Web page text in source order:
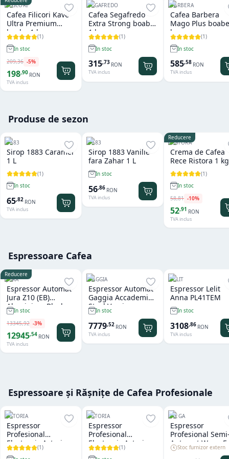
FILICORI
Cafea Filicori Kave
Ultra Premium
boabe 1 kg
(1)
In stoc
209,36 -5%
198,90 RON
TVA inclus
SEGAFREDO
Cafea Segafredo
Extra Strong boabe
1 kg
(1)
In stoc
315,73 RON
TVA inclus
BARBERA
Cafea Barbera
Mago Plus
kg
(1)
In stoc
585,58 RON
TVA inclus
Produse de sezon
1883
Sirop 1883 Caramel
1 L
(1)
In stoc
65,82 RON
TVA inclus
1883
Sirop 1883 Vanilie
fara Zahar 1 L
In stoc
56,86 RON
TVA inclus
Reducere
RISTORA
Crema de Cafea
Rece Ristora 1 kg
(1)
In stoc
58,81 -10%
52,91 RON
TVA inclus
Espressoare Cafea
Reducere
JURA
Espressor Automat
Jura Z10 (EB)
Aluminium Black
In stoc
13345,92 -3%
12945,54 RON
TVA inclus
GAGGIA
Espressor Automat
Gaggia Accademia
Steel Version
In stoc
7779,52 RON
TVA inclus
LELIT
Espressor Lelit
Anna PL41TEM
In stoc
3108,86 RON
TVA inclus
Espressoare și Rășnițe de Cafea Profesionale
ASTORIA
Espressor
Profesional
Electronic Astoria
Tanya R SAE 2
(1)
ASTORIA
Espressor
Profesional
Electronic Astoria
Forma SAE Black 2
(1)
WEGA
Espressor
Profesional
Automat Wega
Vela Vintage
Stoc furnizor extern